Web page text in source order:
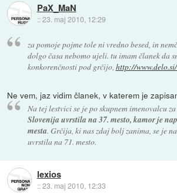
PaX_MaN
::23. maj 2010, 12:29
za pomoje pojme tole ni vredno besed, in
dolgo časa nebomo ujeli. tu imam članek da
konkorenčnosti pod grčijo, http://
Ne vem, jaz vidim članek, v katerem je
Na tej lestvici se je po skupnem imenovalcu
Slovenija uvrstila na 37. mesto, kamor je
mesta. Grčija, ki nas zdaj bolj zanima, se je
uvrstila na 71. mesto.
lexios
::23. maj 2010, 12:33